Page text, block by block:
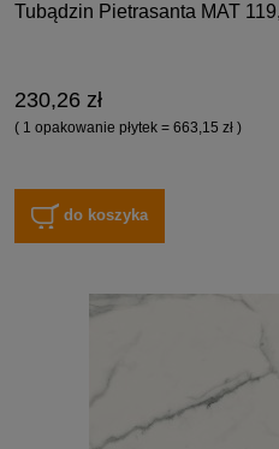
Tubądzin Pietrasanta MAT
230,26 zł
( 1 opakowanie płytek = 663,15 zł )
do koszyka